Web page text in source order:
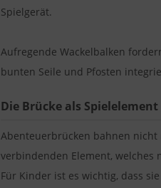
Spielgerät.
Aufregende Wackelbalken
bunten Seile und Pfosten
Die Brücke als Spielelement
Abenteuerbrücken bahnen nicht
verbindenden Element,
Für Kinder ist es wichtig, dass